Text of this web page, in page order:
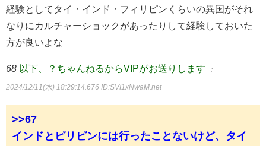
経験としてタイ・インド・フィリピンくらいの異国がそれ
なりにカルチャーショックがあったりして経験しておいた
方が良いよな
68 以下、？ちゃんねるからVIPがお送りします ：
2024/12/11(水) 18:29:14.676 ID:SVI1xNwaM.net
>>67
インドとピリピンには行ったことないけど、タイ